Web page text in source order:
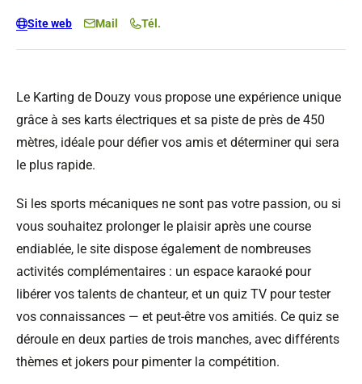
Le Karting de Douzy vous propose une expérience unique
grâce à ses karts électriques et sa piste de près de 450
mètres, idéale pour défier vos amis et déterminer qui sera
le plus rapide.
Si les sports mécaniques ne sont pas votre passion, ou si
vous souhaitez prolonger le plaisir après une course
endiablée, le site dispose également de nombreuses
activités complémentaires : un espace karaoké pour
libérer vos talents de chanteur, et un quiz TV pour tester
vos connaissances — et peut-être vos amitiés. Ce quiz se
déroule en deux parties de trois manches, avec différents
thèmes et jokers pour pimenter la compétition.
Site web Mail Tél.